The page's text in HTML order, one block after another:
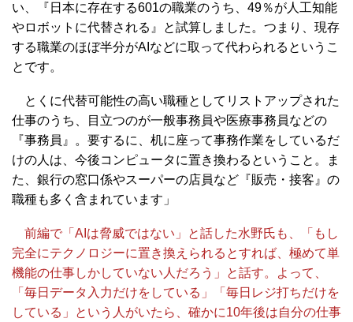
い、『日本に存在する601の職業のうち、49％が人工知能
やロボットに代替される』と試算しました。つまり、現存
する職業のほぼ半分がAIなどに取って代わられるというこ
とです。
とくに代替可能性の高い職種としてリストアップされた
仕事のうち、目立つのが一般事務員や医療事務員などの
『事務員』。要するに、机に座って事務作業をしているだ
けの人は、今後コンピュータに置き換わるということ。ま
た、銀行の窓口係やスーパーの店員など『販売・接客』の
職種も多く含まれています」
前編で「AIは脅威ではない」と話した水野氏も、「もし
完全にテクノロジーに置き換えられるとすれば、極めて単
機能の仕事しかしていない人だろう」と話す。よって、
「毎日データ入力だけをしている」「毎日レジ打ちだけを
している」という人がいたら、確かに10年後は自分の仕事